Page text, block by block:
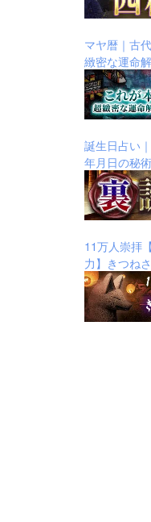
マヤ暦｜古
緻密な運命
誕生日占い
年月日の秘
11万人崇拝
力】きつね